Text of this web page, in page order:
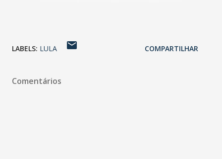
LABELS: LULA COMPARTILHAR
Comentários